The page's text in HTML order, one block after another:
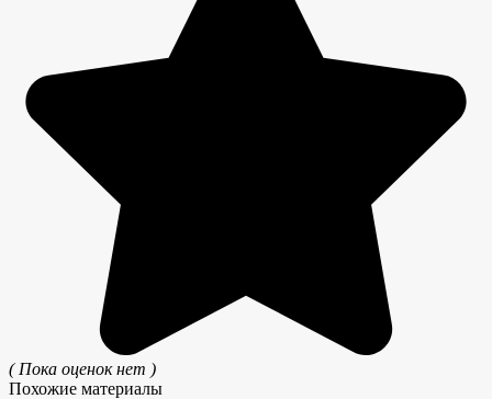
( Пока оценок нет )
Похожие материалы